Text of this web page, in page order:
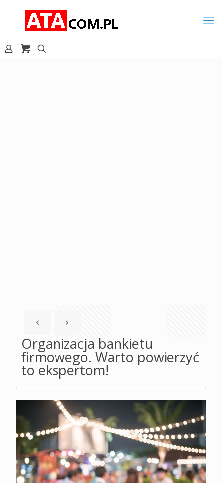
Organizacja bankietu
firmowego. Warto powierzyć
to ekspertom!